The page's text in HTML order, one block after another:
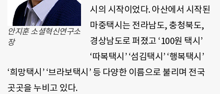
안지훈 소셜혁신연구소
장
시의 시작이었다. 아산에서 시작된
마중택시는 전라남도, 충청북도,
경상남도로 퍼졌고 ‘100원 택시’
‘따복택시’ ‘섬김택시’ ‘행복택시’
‘희망택시’ ‘브라보택시’ 등 다양한 이름으로 불리며 전국
곳곳을 누비고 있다.